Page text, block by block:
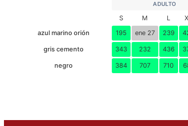
ADULTO
S M L
azul marino orión
195 ene 27 239
gris cemento 343 232 436
negro 384 707 710